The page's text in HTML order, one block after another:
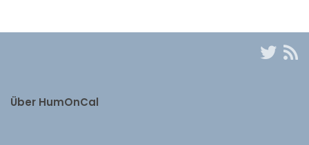
Über HumOnCal